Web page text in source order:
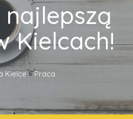
Kielcach!
Kielce»Praca